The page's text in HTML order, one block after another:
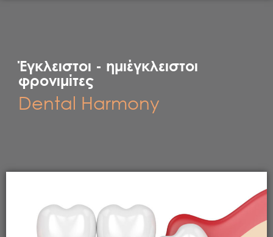
Έγκλειστοι - ημιέγκλειστοι
φρονιμίτες
Dental Harmony